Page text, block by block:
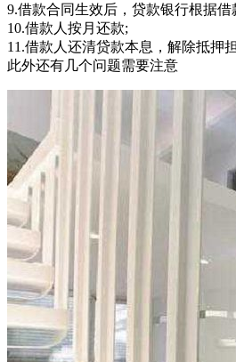
9.借款合同生效后，贷款银行根据借
10.借款人按月还款;
11.借款人还清贷款本息，解除抵押担
此外还有几个问题需要注意